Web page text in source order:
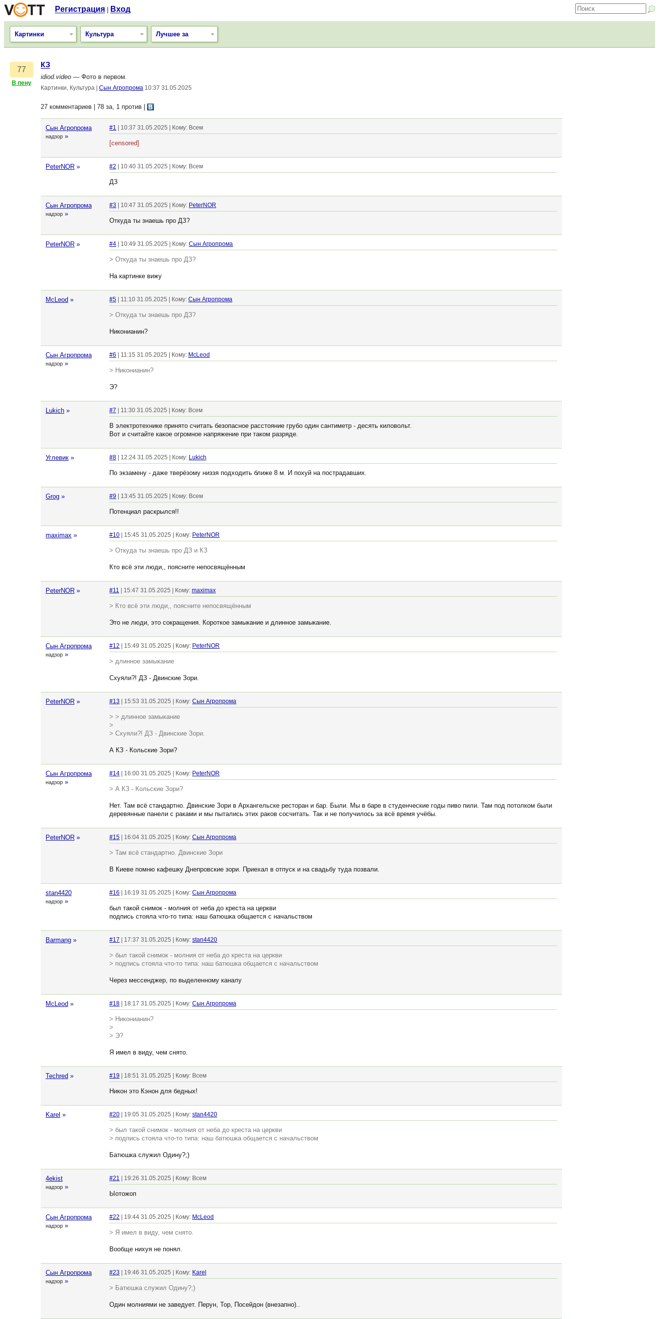
Регистрация Вход
Картинки Культура Лучшее за
77
В пену
КЗ
idiod.video — Фото в первом.
Картинки, Культура Сын Агропрома 10:37 31.05.2025
27 комментариев | 78 за, 1 против
Сын Агропрома
надзор »
#1 | 10:37 31.05.2025 | Кому: Всем
[censored]
PeterNOR » #2 | 10:40 31.05.2025 | Кому: Всем
ДЗ
Сын Агропрома
надзор »
#3 | 10:47 31.05.2025 | Кому: PeterNOR
Откуда ты знаешь про ДЗ?
PeterNOR » #4 | 10:49 31.05.2025 | Кому: Сын Агропрома
> Откуда ты знаешь про ДЗ?
На картинке вижу
McLeod » #5 | 11:10 31.05.2025 | Кому: Сын Агропрома
> Откуда ты знаешь про ДЗ?
Никонианин?
Сын Агропрома
надзор »
#6 | 11:15 31.05.2025 | Кому: McLeod
> Никонианин?
Э?
Lukich » #7 | 11:30 31.05.2025 | Кому: Всем
В электротехнике принято считать безопасное расстояние грубо один сантиметр - десять киловольт.
Вот и считайте какое огромное напряжение при таком разряде.
Углевик » #8 | 12:24 31.05.2025 | Кому: Lukich
По экзамену - даже тверëзому низзя подходить ближе 8 м. И похуй на пострадавших.
Grog » #9 | 13:45 31.05.2025 | Кому: Всем
Потенциал раскрылся!!
maximax » #10 | 15:45 31.05.2025 | Кому: PeterNOR
> Откуда ты знаешь про ДЗ и КЗ
Кто всё эти люди,, поясните непосвящённым
PeterNOR » #11 | 15:47 31.05.2025 | Кому: maximax
> Кто всё эти люди,, поясните непосвящённым
Это не люди, это сокращения. Короткое замыкание и длинное замыкание.
Сын Агропрома
надзор »
#12 | 15:49 31.05.2025 | Кому: PeterNOR
> длинное замыкание
Схуяли?! ДЗ - Двинские Зори.
PeterNOR » #13 | 15:53 31.05.2025 | Кому: Сын Агропрома
> > длинное замыкание
>
> Схуяли?! ДЗ - Двинские Зори.
А КЗ - Кольские Зори?
Сын Агропрома
надзор »
#14 | 16:00 31.05.2025 | Кому: PeterNOR
> А КЗ - Кольские Зори?
Нет. Там всё стандартно. Двинские Зори в Архангельске ресторан и бар. Были. Мы в баре в студенческие годы пиво пили. Там под потолком были
деревянные панели с раками и мы пытались этих раков сосчитать. Так и не получилось за всё время учёбы.
PeterNOR » #15 | 16:04 31.05.2025 | Кому: Сын Агропрома
> Там всё стандартно. Двинские Зори
В Киеве помню кафешку Днепровские зори. Приехал в отпуск и на свадьбу туда позвали.
stan4420
надзор »
#16 | 16:19 31.05.2025 | Кому: Сын Агропрома
был такой снимок - молния от неба до креста на церкви
подпись стояла что-то типа: наш батюшка общается с начальством
Barmang » #17 | 17:37 31.05.2025 | Кому: stan4420
> был такой снимок - молния от неба до креста на церкви
> подпись стояла что-то типа: наш батюшка общается с начальством
Через мессенджер, по выделенному каналу
McLeod » #18 | 18:17 31.05.2025 | Кому: Сын Агропрома
> Никонианин?
>
> Э?
Я имел в виду, чем снято.
Techred » #19 | 18:51 31.05.2025 | Кому: Всем
Никон это Кэнон для бедных!
Karel » #20 | 19:05 31.05.2025 | Кому: stan4420
> был такой снимок - молния от неба до креста на церкви
> подпись стояла что-то типа: наш батюшка общается с начальством
Батюшка служил Одину?;)
4ekist
надзор »
#21 | 19:26 31.05.2025 | Кому: Всем
Ыотожоп
Сын Агропрома
надзор »
#22 | 19:44 31.05.2025 | Кому: McLeod
> Я имел в виду, чем снято.
Вообще нихуя не понял.
Сын Агропрома
надзор »
#23 | 19:46 31.05.2025 | Кому: Karel
> Батюшка служил Одину?;)
Один молниями не заведует. Перун, Тор, Посейдон (внезапно)..